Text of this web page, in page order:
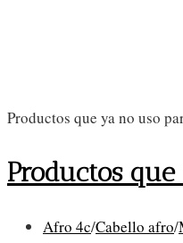
Productos que ya no uso
Productos
Categoría
Afro 4c/Cabello afro/